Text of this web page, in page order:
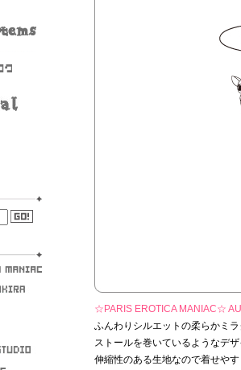
☆PARIS EROTICA MANIAC☆
ふんわりシルエットの柔らかミ
ストールを巻いているようなデ
伸縮性のある生地なので着せや